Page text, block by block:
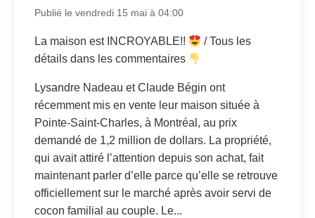
Publié le vendredi 15 mai à 04:00
La maison est INCROYABLE!!
/ Tous les
détails dans les commentaires
Lysandre Nadeau et Claude Bégin ont
récemment mis en vente leur maison située à
Pointe-Saint-Charles, à Montréal, au prix
demandé de 1,2 million de dollars. La propriété,
qui avait attiré l’attention depuis son achat, fait
maintenant parler d’elle parce qu’elle se retrouve
officiellement sur le marché après avoir servi de
cocon familial au couple. Le...